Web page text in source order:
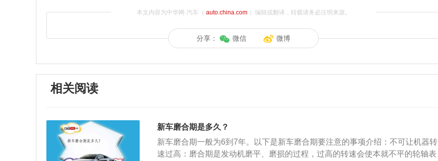
本文内容为中华网·汽车（ auto.china.com）编辑或翻译，转载请务必注明来源。
分享： 微信 微博
相关阅读
新车磨合期是多久？
新车磨合期一般为6到7年。以下是新车磨合期要注意的事项介绍：不可让机器转
速过高：磨合期是发动机磨平、磨损的过程，过高的转速会使本就不平的轮轴表